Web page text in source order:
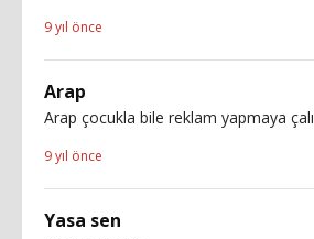
9 yıl önce
Arap
Arap çocukla bile reklam yapmaya
9 yıl önce
Yasa sen